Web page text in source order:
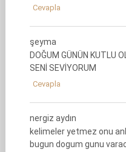
Cevapla
şeyma
DOĞUM GÜNÜN KUTLU
SENİ SEVİYORUM
Cevapla
nergiz aydın
kelimeler yetmez onu
bugun dogum gunu